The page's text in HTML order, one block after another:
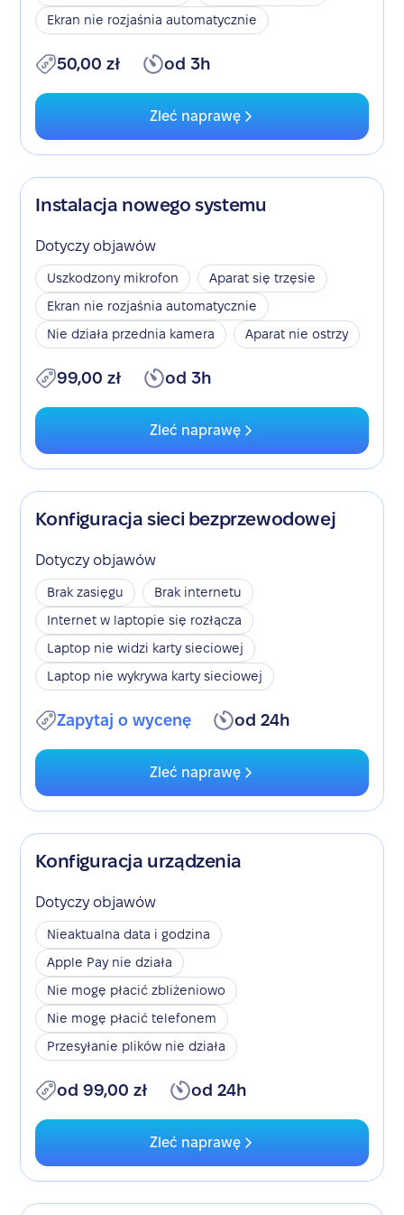
Ekran nie rozjaśnia automatycznie
50,00 zł od 3h
Zleć naprawę
Instalacja nowego systemu
Dotyczy objawów
Uszkodzony mikrofon
Aparat się trzęsie
Ekran nie rozjaśnia automatycznie
Nie działa przednia kamera
Aparat nie ostrzy
99,00 zł od 3h
Zleć naprawę
Konfiguracja sieci bezprzewodowej
Dotyczy objawów
Brak zasięgu
Brak internetu
Internet w laptopie się rozłącza
Laptop nie widzi karty sieciowej
Laptop nie wykrywa karty sieciowej
Zapytaj o wycenę od 24h
Zleć naprawę
Konfiguracja urządzenia
Dotyczy objawów
Nieaktualna data i godzina
Apple Pay nie działa
Nie mogę płacić zbliżeniowo
Nie mogę płacić telefonem
Przesyłanie plików nie działa
od 99,00 zł od 24h
Zleć naprawę